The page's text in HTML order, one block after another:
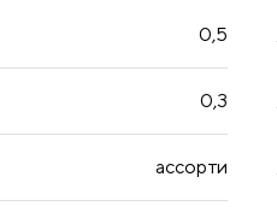
0,5
0,3
ассорти